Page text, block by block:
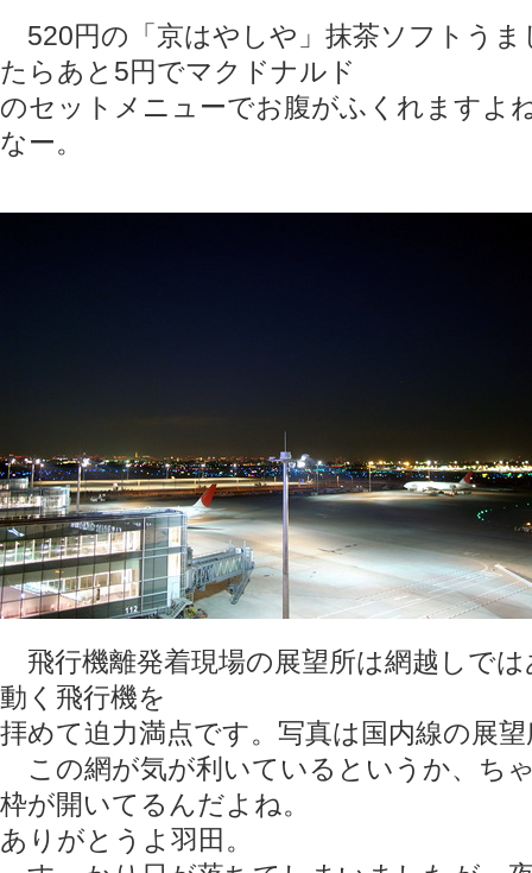
520円の「京はやしや」抹茶ソフトうま
たらあと5円でマクドナルド
のセットメニューでお腹がふくれますよ
なー。
飛行機離発着現場の展望所は網越しで
動く飛行機を
拝めて迫力満点です。写真は国内線の展望
この網が気が利いているというか、ち
枠が開いてるんだよね。
ありがとうよ羽田。